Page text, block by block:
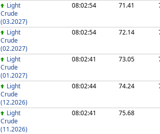
Light
Crude
(03.2027)
08:02:54 71.41
Light
Crude
(02.2027)
08:02:54 72.14
Light
Crude
(01.2027)
08:02:41 73.05
Light
Crude
(12.2026)
08:02:44 74.24
Light
Crude
(11.2026)
08:02:41 75.68